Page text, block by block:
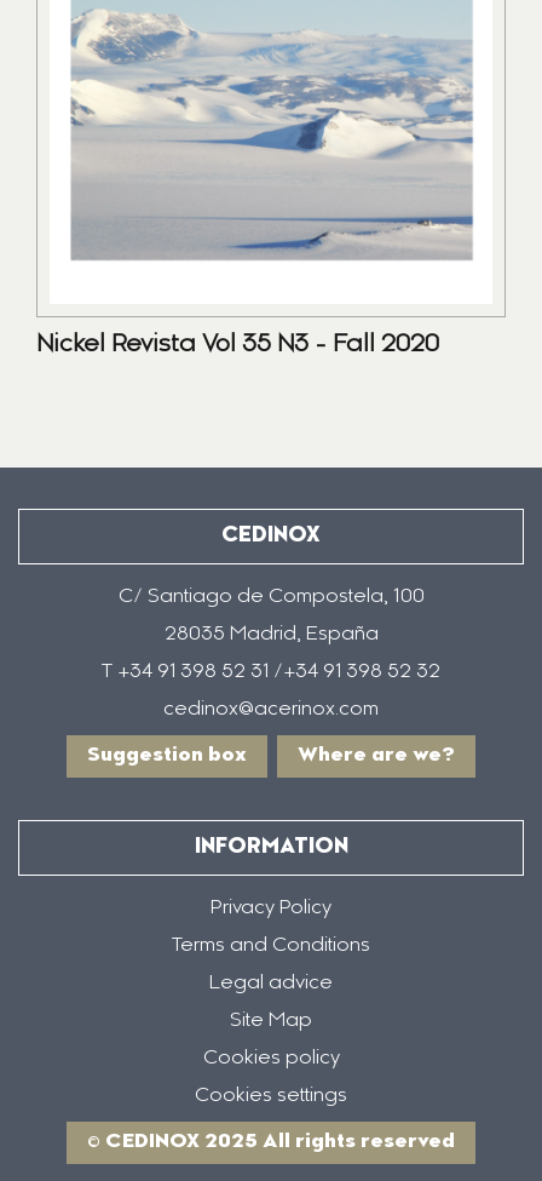
Nickel Revista Vol 35 N3 - Fall 2020
CEDINOX
C/ Santiago de Compostela, 100
28035 Madrid, España
T +34 91 398 52 31 /+34 91 398 52 32
cedinox@acerinox.com
Suggestion box Where are we?
INFORMATION
Privacy Policy
Terms and Conditions
Legal advice
Site Map
Cookies policy
Cookies settings
© CEDINOX 2025 All rights reserved